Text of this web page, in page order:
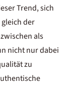
Trend, sich
der
als
nicht nur dabei
zu